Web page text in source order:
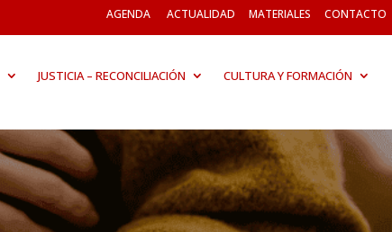
AGENDA ACTUALIDAD MATERIALES CONTACTO
JUSTICIA – RECONCILIACIÓN CULTURA Y FORMACIÓN